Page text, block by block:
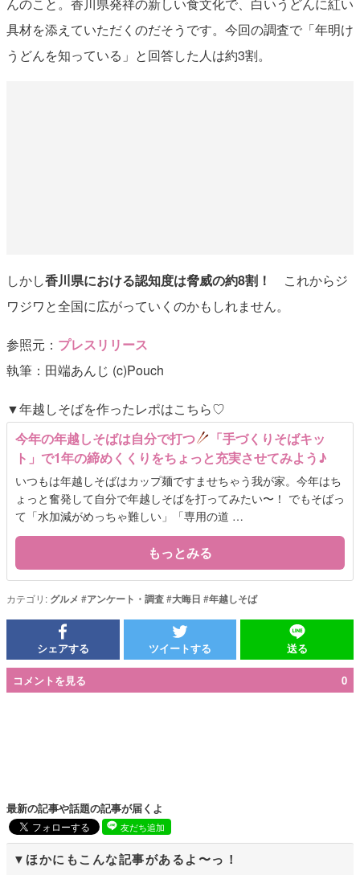
具材を添えていただくのだそうです。今回の調査で「年明け
うどんを知っている」と回答した人は約3割。
しかし香川県における認知度は脅威の約8割！
これからジ
ワジワと全国に広がっていくのかもしれません。
参照元： プレスリリース
執筆：田端あんじ (c)Pouch
▼年越しそばを作ったレポはこちら♡
今年の年越しそばは自分で打つ
「手づくりそばキッ
ト」で1年の締めくくりをちょっと充実させてみよう♪
いつもは年越しそばはカップ麺ですませちゃう我が家。今年はち
ょっと奮発して自分で年越しそばを打ってみたい〜！ でもそばっ
て「水加減がめっちゃ難しい」「専用の道 …
もっとみる
カテゴリ: グルメ #アンケート・調査#大晦日 #年越しそば
シェアする ツイートする 送る
コメントを見る 0
最新の記事や話題の記事が届くよ
友だち追加
ほかにもこんな記事があるよ〜っ！